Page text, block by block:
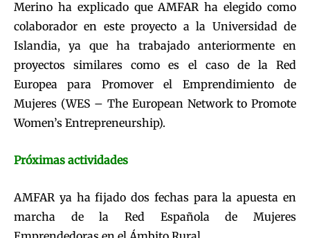
Merino ha explicado que AMFAR ha elegido como
colaborador en este proyecto a la Universidad de
Islandia, ya que ha trabajado anteriormente en
proyectos similares como es el caso de la Red
Europea para Promover el Emprendimiento de
Mujeres (WES – The European Network to Promote
Women’s Entrepreneurship).
Próximas actividades
AMFAR ya ha fijado dos fechas para la apuesta en
marcha de la Red Española de Mujeres